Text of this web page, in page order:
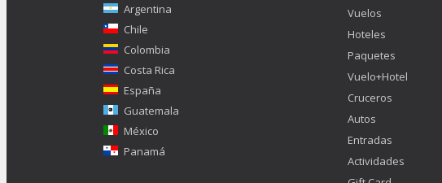
Argentina
Chile
Colombia
Costa Rica
España
Guatemala
México
Panamá
Vuelos
Hoteles
Paquetes
Vuelo+Hotel
Cruceros
Autos
Entradas
Actividades